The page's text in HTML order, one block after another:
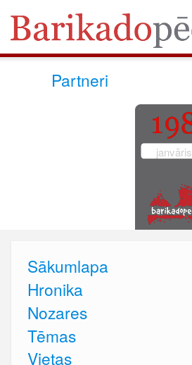
Partneri
janvāris
Sākumlapa
Hronika
Nozares
Tēmas
Vietas